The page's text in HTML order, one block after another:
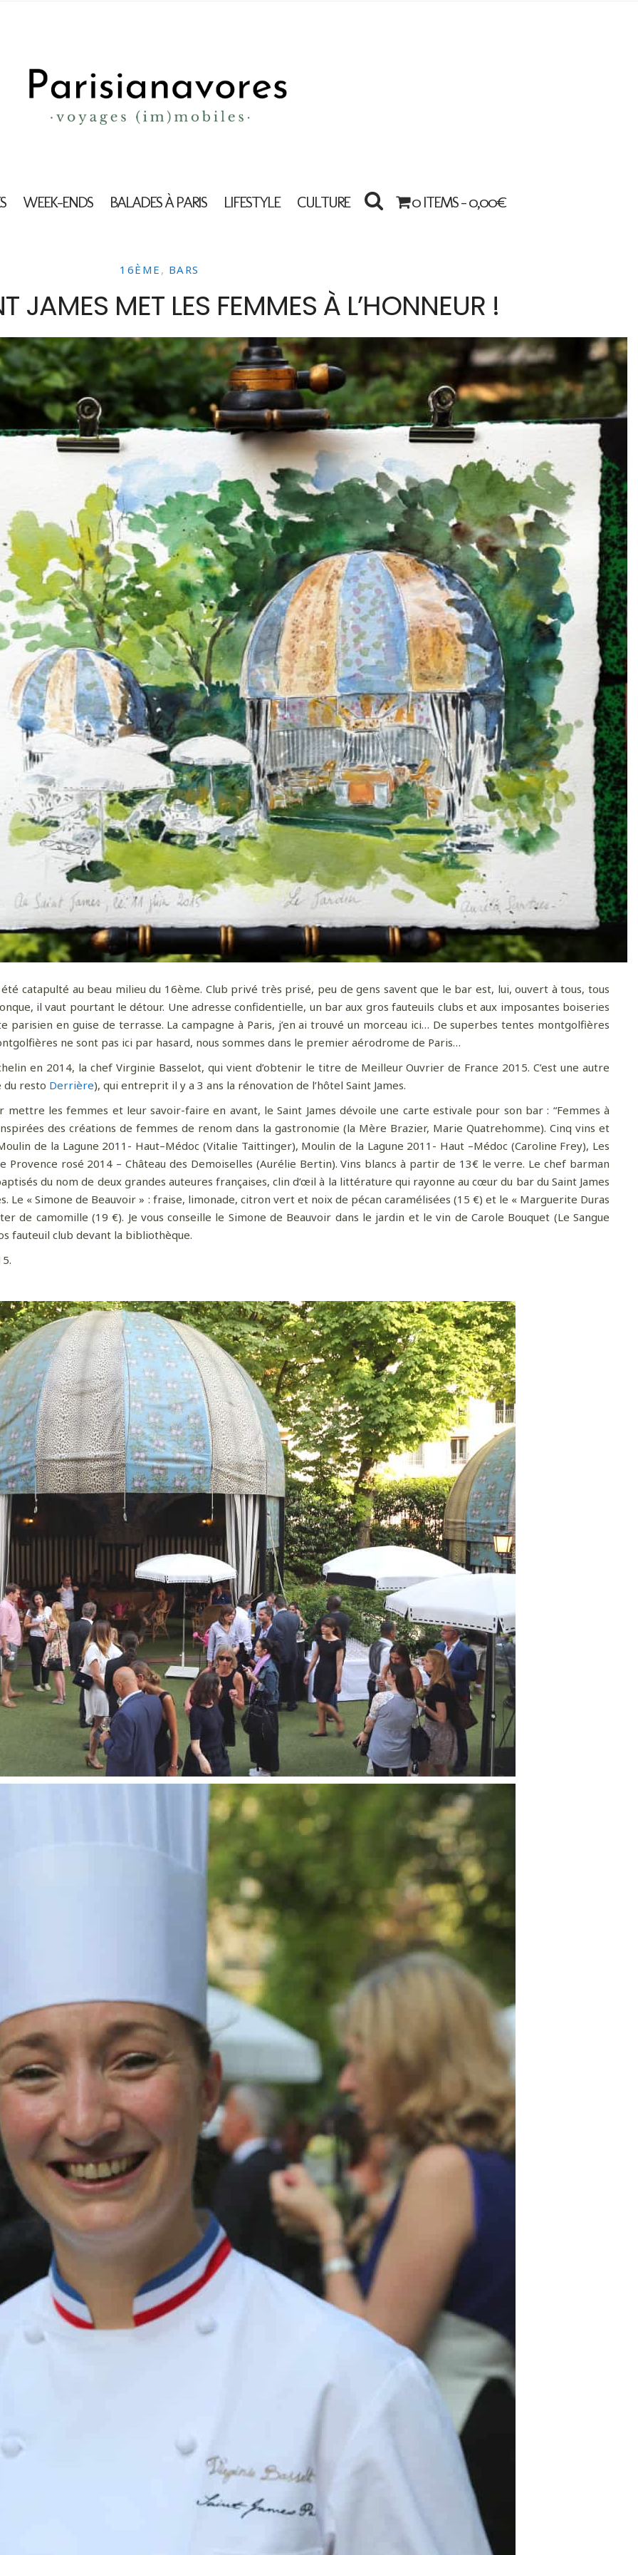
WEEK-ENDS BALADES À PARIS LIFESTYLE CULTURE 0 ITEMS -0,00€
16ÈME , BARS
JAMES MET LES FEMMES À L’HONNEUR !
catapulté au beau milieu du 16ème. Club privé très prisé, peu de gens savent que le bar est, lui, ouvert à tous, tous
il vaut pourtant le détour. Une adresse confidentielle, un bar aux gros fauteuils clubs et aux imposantes boiseries
parisien en guise de terrasse. La campagne à Paris, j’en ai trouvé un morceau ici… De superbes tentes montgolfières
ne sont pas ici par hasard, nous sommes dans le premier aérodrome de Paris…
en 2014, la chef Virginie Basselot, qui vient d’obtenir le titre de Meilleur Ouvrier de France 2015. C’est une autre
du resto Derrière), qui entreprit il y a 3 ans la rénovation de l’hôtel Saint James.
les femmes et leur savoir-faire en avant, le Saint James dévoile une carte estivale pour son bar : “Femmes à
des créations de femmes de renom dans la gastronomie (la Mère Brazier, Marie Quatrehomme). Cinq vins et
de la Lagune 2011- Haut–Médoc (Vitalie Taittinger), Moulin de la Lagune 2011- Haut –Médoc (Caroline Frey), Les
Provence rosé 2014 – Château des Demoiselles (Aurélie Bertin). Vins blancs à partir de 13€ le verre. Le chef barman
du nom de deux grandes auteures françaises, clin d’œil à la littérature qui rayonne au cœur du bar du Saint James
Le « Simone de Beauvoir » : fraise, limonade, citron vert et noix de pécan caramélisées (15 €) et le « Marguerite Duras
de camomille (19 €). Je vous conseille le Simone de Beauvoir dans le jardin et le vin de Carole Bouquet (Le Sangue
fauteuil club devant la bibliothèque.
davantage de bonnes adresses, de voyages au coin de la
rue et au bout du monde,suivez-moi sur Instagram!